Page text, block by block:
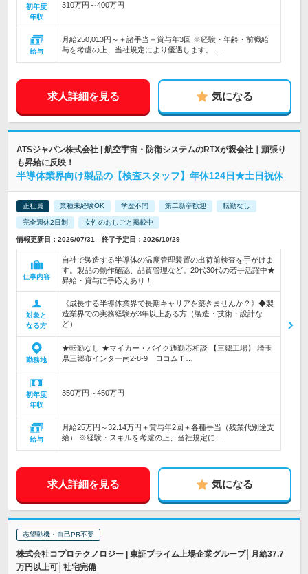
初年度
年収
310万円～400万円
給与
月給250,013円～＋諸手当＋賞与年3回 ※経験・年齢・前職給
与を考慮の上、当社規定により優遇します。 …
求人詳細を見る 気になる
ATSジャパン株式会社 | 航空宇宙・防衛システムのRTXが親会社｜頑張り
も昇給に反映！
半導体業界向け製品の【検査スタッフ】年休124日★土日祝休
正社員 業種未経験OK 学歴不問 第二新卒歓迎 転勤なし
完全週休2日制 女性のおしごと掲載中
情報更新日：2026/07/31 終了予定日：2026/10/29
仕事内容
自社で製造する半導体の温度管理装置の出荷前検査を手がけま
す。製品の動作確認、品質管理など。20代30代の若手活躍中★
昇給・賞与に手応えあり！
対象と
なる方
《成長する半導体業界で長期キャリアを築きませんか？》◆製
造業界での実務経験が3年以上ある方（製造・技術・設計な
ど）
勤務地
★転勤なし ★マイカー・バイク通勤応相談 【三郷工場】 埼玉
県三郷市インター南2-8-9 ロコムＴ…
初年度
年収
350万円～450万円
給与
月給25万円～32.14万円＋賞与年2回＋各種手当（残業代別途支
給） ※経験・スキルを考慮の上、当社規定に…
求人詳細を見る 気になる
志望動機・自己PR不要
株式会社コプロテクノロジー | 東証プライム上場企業グループ│月給37.7
万円以上可│社宅完備